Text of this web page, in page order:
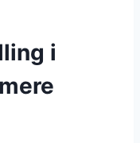
i